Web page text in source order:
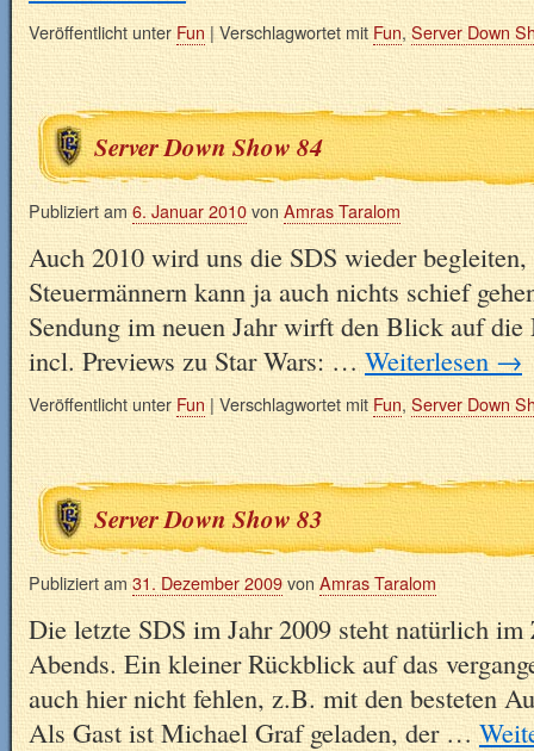
Veröffentlicht unterFun | Verschlagwortet mitFun,Server Down
Server Down Show 84
Publiziert am6. Januar 2010von Amras Taralom
Auch 2010 wird uns die SDS wieder
Steuermännern kann ja auch nichts schief
Sendung im neuen Jahr wirft den Blick auf
incl. Previews zu Star Wars: …Weiterlesen→
Veröffentlicht unter Fun |Verschlagwortet mit Fun, Server Down
Server Down Show 83
Publiziert am 31. Dezember 2009von Amras Taralom
Die letzte SDS im Jahr 2009 steht natürlich im
Abends. Ein kleiner Rückblick auf das
auch hier nicht fehlen, z.B. mit den besteten
Als Gast ist Michael Graf geladen, der …